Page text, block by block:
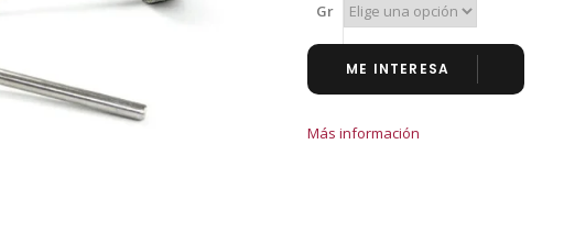
Gr
ME INTERESA
Más información